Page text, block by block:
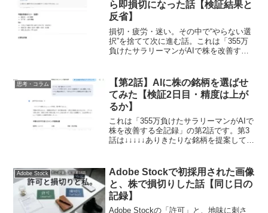
ら即損切になった話【検証結果と
反省】
損切・疲労・迷い。その中で“やらない選
択”を捨てて次に進む話。これは「355万
負けたサラリーマンがAIで株を改善する
干の予定変更はい。日経暴落です。とい
っても-2.7...
思考・コラム
【第2話】AIに株の銘柄を選ばせ
てみた【検証2日目・精度は上が
るか】
これは「355万負けたサラリーマンがAIで
株を改善する全記録」の第2話です。第3
話は↓↓↓↓↓ありきたりな銘柄を提案してく
ぁひどかったですね。一瞬寄り底の雰囲
気を...
Adobe Stock
Adobe Stockで初採用された画像
と、株で損切りした話【同じ日の
記録】
Adobe Stockの「許可」と、地味に刺さ